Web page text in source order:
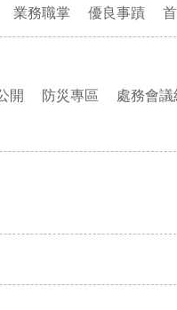
業務職掌 優良事蹟
開 防災專區 處務會議